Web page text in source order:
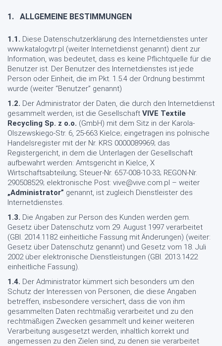
1. ALLGEMEINE BESTIMMUNGEN
1.1. Diese Datenschutzerklärung des Internetdienstes unter
www.katalogvtr.pl (weiter Internetdienst genannt) dient zur
Information, was bedeutet, dass es keine Pflichtquelle für die
Benutzer ist. Der Benutzer des Internetdienstes ist jede
Person oder Einheit, die im Pkt. 1.5.4 der Ordnung bestimmt
wurde (weiter “Benutzer” genannt)
1.2. Der Administrator der Daten, die durch den Internetdienst
gesammelt werden, ist die Gesellschaft VIVE Textile
Recycling Sp. z o.o. (GmbH) mit dem Sitz in der Karola-
Olszewskiego-Str. 6, 25-663 Kielce; eingetragen ins polnische
Handelsregister mit der Nr. KRS 0000089969; das
Registergericht, in dem die Unterlagen der Gesellschaft
aufbewahrt werden: Amtsgericht in Kielce, X
Wirtschaftsabteilung; Steuer-Nr. 657-008-10-33; REGON-Nr.
290508529; elektronische Post: vive@vive.com.pl – weiter
„Administrator” genannt, ist zugleich Dienstleister des
Internetdienstes.
1.3. Die Angaben zur Person des Kunden werden gem.
Gesetz über Datenschutz vom 29. August 1997 verarbeitet
(GBl. 2014.1182 einheitliche Fassung mit Änderungen) (weiter:
Gesetz über Datenschutz genannt) und Gesetz vom 18. Juli
2002 über elektronische Dienstleistungen (GBl. 2013.1422
einheitliche Fassung).
1.4. Der Administrator kümmert sich besonders um den
Schutz der Interessen von Personen, die diese Angaben
betreffen, insbesondere versichert, dass die von ihm
gesammelten Daten rechtmäßig verarbeitet und zu den
rechtmäßigen Zwecken gesammelt und keiner weiteren
Verarbeitung ausgesetzt werden, inhaltlich korrekt und
angemessen zu den Zielen sind, zu denen sie verarbeitet